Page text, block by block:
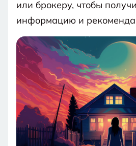
или брокеру, чтобы
информацию и